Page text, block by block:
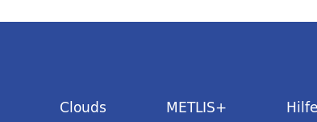
Clouds METLIS+